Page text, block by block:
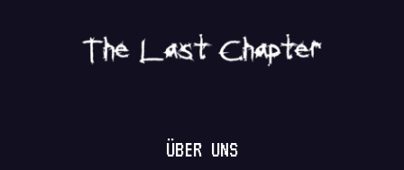
ÜBER UNS